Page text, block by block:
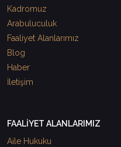
Kadromuz
Arabuluculuk
Faaliyet Alanlarımız
Blog
Haber
İletişim
FAALİYET ALANLARIMIZ
Aile Hukuku